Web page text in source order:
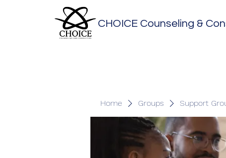
CHOICE Counseling &
Home Groups Support